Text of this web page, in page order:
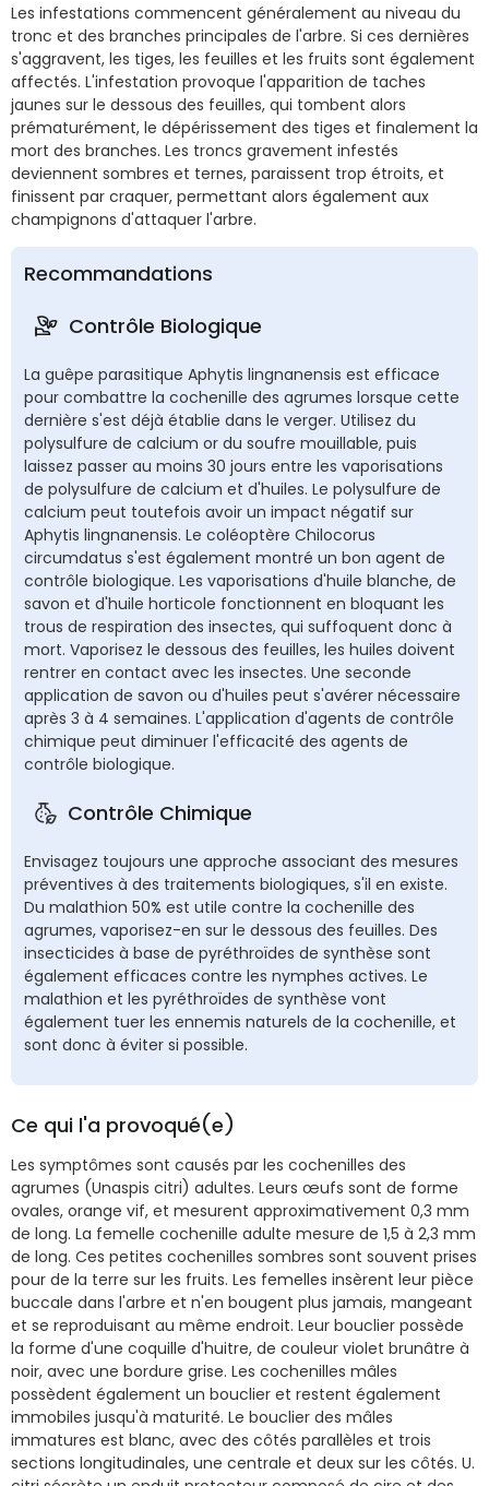
Les infestations commencent généralement au niveau du
tronc et des branches principales de l'arbre. Si ces dernières
s'aggravent, les tiges, les feuilles et les fruits sont également
affectés. L'infestation provoque l'apparition de taches
jaunes sur le dessous des feuilles, qui tombent alors
prématurément, le dépérissement des tiges et finalement la
mort des branches. Les troncs gravement infestés
deviennent sombres et ternes, paraissent trop étroits, et
finissent par craquer, permettant alors également aux
champignons d'attaquer l'arbre.
Recommandations
Contrôle Biologique
La guêpe parasitique Aphytis lingnanensis est efficace
pour combattre la cochenille des agrumes lorsque cette
dernière s'est déjà établie dans le verger. Utilisez du
polysulfure de calcium or du soufre mouillable, puis
laissez passer au moins 30 jours entre les vaporisations
de polysulfure de calcium et d'huiles. Le polysulfure de
calcium peut toutefois avoir un impact négatif sur
Aphytis lingnanensis. Le coléoptère Chilocorus
circumdatus s'est également montré un bon agent de
contrôle biologique. Les vaporisations d'huile blanche, de
savon et d'huile horticole fonctionnent en bloquant les
trous de respiration des insectes, qui suffoquent donc à
mort. Vaporisez le dessous des feuilles, les huiles doivent
rentrer en contact avec les insectes. Une seconde
application de savon ou d'huiles peut s'avérer nécessaire
après 3 à 4 semaines. L'application d'agents de contrôle
chimique peut diminuer l'efficacité des agents de
contrôle biologique.
Contrôle Chimique
Envisagez toujours une approche associant des mesures
préventives à des traitements biologiques, s'il en existe.
Du malathion 50% est utile contre la cochenille des
agrumes, vaporisez-en sur le dessous des feuilles. Des
insecticides à base de pyréthroïdes de synthèse sont
également efficaces contre les nymphes actives. Le
malathion et les pyréthroïdes de synthèse vont
également tuer les ennemis naturels de la cochenille, et
sont donc à éviter si possible.
Ce qui l'a provoqué(e)
Les symptômes sont causés par les cochenilles des
agrumes (Unaspis citri) adultes. Leurs œufs sont de forme
ovales, orange vif, et mesurent approximativement 0,3 mm
de long. La femelle cochenille adulte mesure de 1,5 à 2,3 mm
de long. Ces petites cochenilles sombres sont souvent prises
pour de la terre sur les fruits. Les femelles insèrent leur pièce
buccale dans l'arbre et n'en bougent plus jamais, mangeant
et se reproduisant au même endroit. Leur bouclier possède
la forme d'une coquille d'huitre, de couleur violet brunâtre à
noir, avec une bordure grise. Les cochenilles mâles
possèdent également un bouclier et restent également
immobiles jusqu'à maturité. Le bouclier des mâles
immatures est blanc, avec des côtés parallèles et trois
sections longitudinales, une centrale et deux sur les côtés. U.